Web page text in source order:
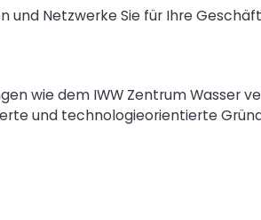
und Netzwerke Sie für Ihre
wie dem IWW Zentrum Wasser
und technologieorientierte